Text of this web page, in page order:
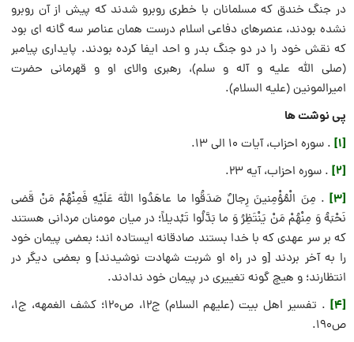
در جنگ خندق که مسلمانان با خطری روبرو شدند که پیش از آن روبرو
نشده بودند، عنصرهای دفاعی اسلام درست همان عناصر سه گانه ای بود
که نقش خود را در دو جنگ بدر و احد ایفا کرده بودند. پایداری پیامبر
(صلی الله علیه و آله و سلم)، رهبری والای او و قهرمانی حضرت
امیرالمونین (علیه السلام).
پی نوشت ها
[1]
. سوره احزاب، آیات ۱۰ الی ۱۳.
[2] . سوره احزاب، آیه ۲۳.
[3]
. مِنَ الْمُؤْمِنينَ رِجالٌ صَدَقُوا ما عاهَدُوا اللهَ عَلَيْهِ فَمِنْهُمْ مَنْ قَضى
نَحْبَهُ وَ مِنْهُمْ مَنْ يَنْتَظِرُ وَ ما بَدَّلُوا تَبْديلاً؛ در ميان مومنان مردانى هستند
كه بر سر عهدى كه با خدا بستند صادقانه ايستاده اند؛ بعضى پيمان خود
را به آخر بردند [و در راه او شربت شهادت نوشيدند] و بعضى ديگر در
انتظارند؛ و هيچ گونه تغييرى در پيمان خود ندادند.
[4]
. تفسیر اهل بیت (علیهم السلام) ج۱۲، ص۱۲۰؛ کشف الغمهه، ج۱،
ص۱۹۰.